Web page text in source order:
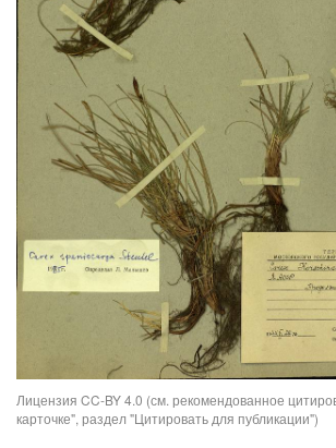
Лицензия CC-BY 4.0 (см. рекомендованное
карточке", раздел "Цитировать для публикации")